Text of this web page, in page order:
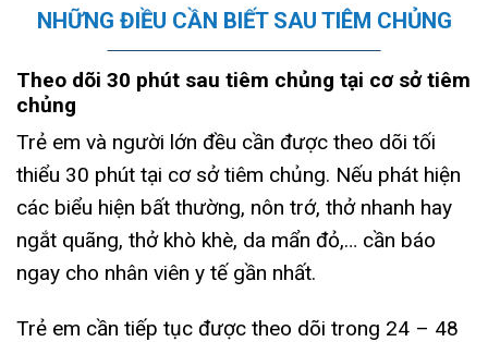
NHỮNG ĐIỀU CẦN BIẾT SAU TIÊM CHỦNG
Theo dõi 30 phút sau tiêm chủng tại cơ sở tiêm
chủng
Trẻ em và người lớn đều cần được theo dõi tối
thiểu 30 phút tại cơ sở tiêm chủng. Nếu phát hiện
các biểu hiện bất thường, nôn trớ, thở nhanh hay
ngắt quãng, thở khò khè, da mẩn đỏ,… cần báo
ngay cho nhân viên y tế gần nhất.
Trẻ em cần tiếp tục được theo dõi trong 24 – 48